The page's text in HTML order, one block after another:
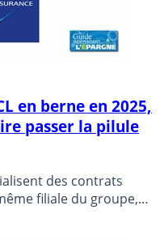
en berne en 2025,
passer la pilule
des contrats
filiale du groupe,
réseaux, seuls les